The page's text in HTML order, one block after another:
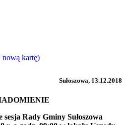
nową kartę)
Sułoszowa, 13.12.2018
Rady Gminy Sułoszowa